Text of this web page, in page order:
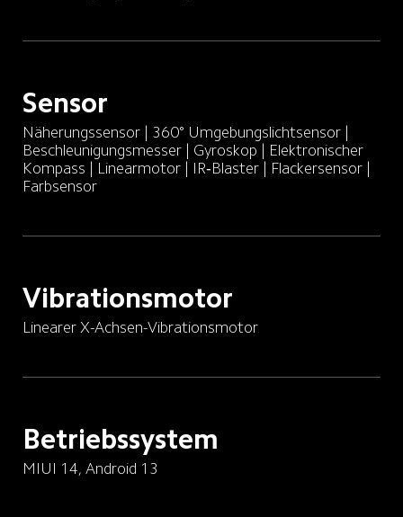
Sensor
Näherungssensor | 360° Umgebungslichtsensor |
Beschleunigungsmesser | Gyroskop | Elektronischer
Kompass | Linearmotor | IR‑Blaster | Flackersensor |
Farbsensor
Vibrationsmotor
Linearer X-Achsen-Vibrationsmotor
Betriebssystem
MIUI 14, Android 13